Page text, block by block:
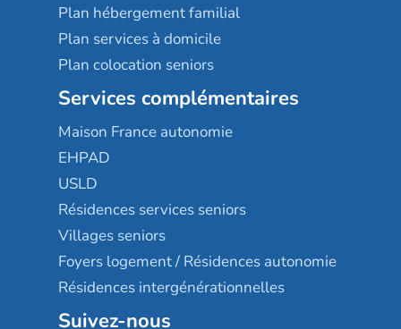
Plan hébergement familial
Plan services à domicile
Plan colocation seniors
Services complémentaires
Maison France autonomie
EHPAD
USLD
Résidences services seniors
Villages seniors
Foyers logement / Résidences autonomie
Résidences intergénérationnelles
Suivez-nous